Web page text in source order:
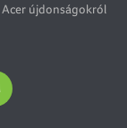
Acer újdonságokról